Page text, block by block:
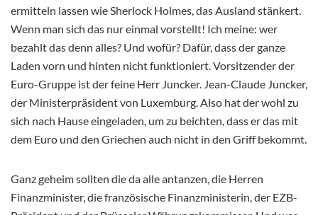
ermitteln lassen wie Sherlock Holmes, das Ausland stänkert.
Wenn man sich das nur einmal vorstellt! Ich meine: wer
bezahlt das denn alles? Und wofür? Dafür, dass der ganze
Laden vorn und hinten nicht funktioniert. Vorsitzender der
Euro-Gruppe ist der feine Herr Juncker. Jean-Claude Juncker,
der Ministerpräsident von Luxemburg. Also hat der wohl zu
sich nach Hause eingeladen, um zu beichten, dass er das mit
dem Euro und den Griechen auch nicht in den Griff bekommt.
Ganz geheim sollten die da alle antanzen, die Herren
Finanzminister, die französische Finanzministerin, der EZB-